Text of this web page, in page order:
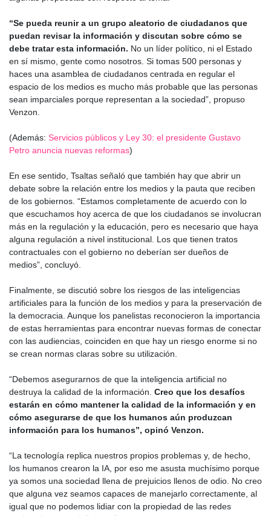
“Se pueda reunir a un grupo aleatorio de ciudadanos que
puedan revisar la información y discutan sobre cómo se
debe tratar esta información. No un líder político, ni el Estado
en sí mismo, gente como nosotros. Si tomas 500 personas y
haces una asamblea de ciudadanos centrada en regular el
espacio de los medios es mucho más probable que las personas
sean imparciales porque representan a la sociedad”, propuso
Venzon.
(Además: Servicios públicos y Ley 30: el presidente Gustavo
Petro anuncia nuevas reformas)
En ese sentido, Tsaltas señaló que también hay que abrir un
debate sobre la relación entre los medios y la pauta que reciben
de los gobiernos. “Estamos completamente de acuerdo con lo
que escuchamos hoy acerca de que los ciudadanos se involucran
más en la regulación y la educación, pero es necesario que haya
alguna regulación a nivel institucional. Los que tienen tratos
contractuales con el gobierno no deberían ser dueños de
medios”, concluyó.
Finalmente, se discutió sobre los riesgos de las inteligencias
artificiales para la función de los medios y para la preservación de
la democracia. Aunque los panelistas reconocieron la importancia
de estas herramientas para encontrar nuevas formas de conectar
con las audiencias, coinciden en que hay un riesgo enorme si no
se crean normas claras sobre su utilización.
“Debemos asegurarnos de que la inteligencia artificial no
destruya la calidad de la información. Creo que los desafíos
estarán en cómo mantener la calidad de la información y en
cómo asegurarse de que los humanos aún produzcan
información para los humanos”, opinó Venzon.
“La tecnología replica nuestros propios problemas y, de hecho,
los humanos crearon la IA, por eso me asusta muchísimo porque
ya somos una sociedad llena de prejuicios llenos de odio. No creo
que alguna vez seamos capaces de manejarlo correctamente, al
igual que no podemos lidiar con la propiedad de las redes